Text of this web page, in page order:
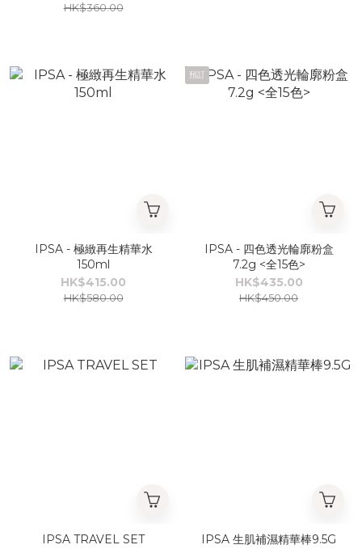
HK$360.00
IPSA - 極緻再生精華水
150ml
HK$415.00
HK$580.00
預訂
IPSA - 四色透光輪廓粉盒
7.2g <全15色>
HK$435.00
HK$450.00
IPSA TRAVEL SET
IPSA 生肌補濕精華棒9.5G